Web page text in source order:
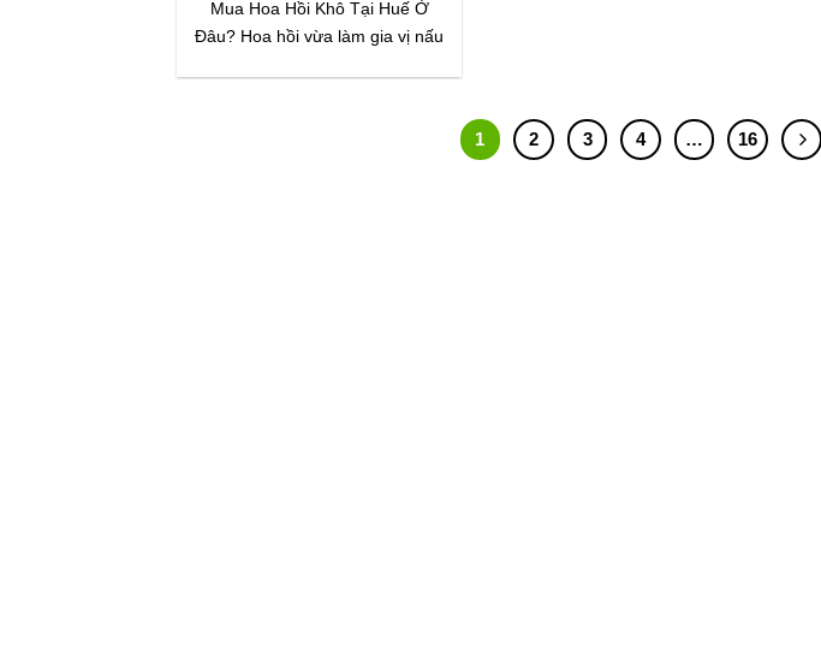
Mua Hoa Hồi Khô Tại Huế Ở
Đâu? Hoa hồi vừa làm gia vị nấu
1 2 3 4 … 16